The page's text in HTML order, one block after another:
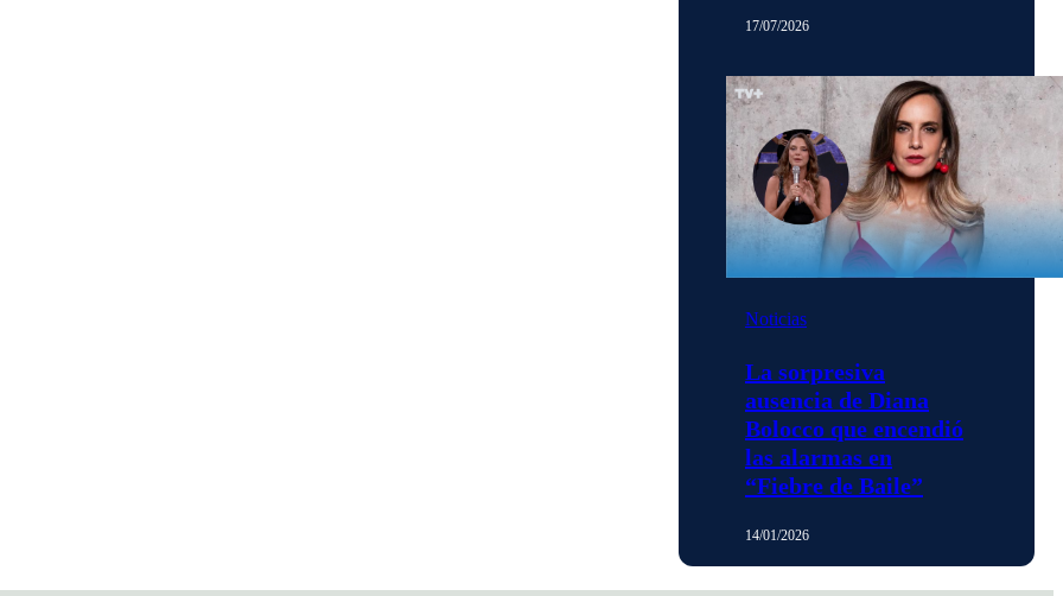
17/07/2026
Noticias
La sorpresiva
ausencia de Diana
Bolocco que encendió
las alarmas en
“Fiebre de Baile”
14/01/2026